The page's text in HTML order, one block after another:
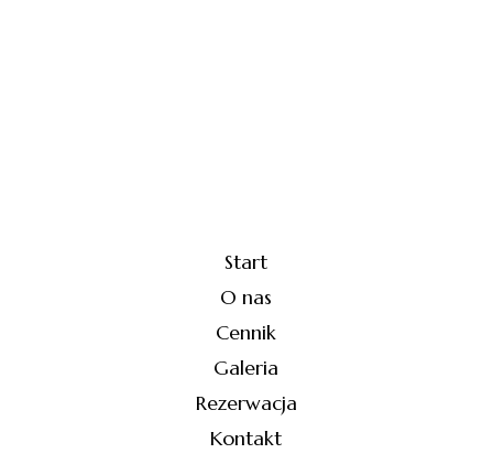
Start
O nas
Cennik
Galeria
Rezerwacja
Kontakt